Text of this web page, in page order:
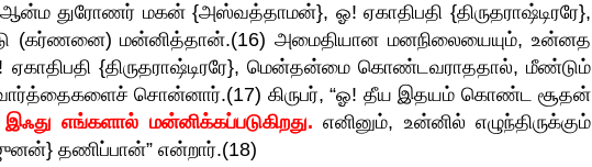
துரோணர் மகன் {அஸ்வத்தாமன்}, ஓ! ஏகாதிபதி {திருதராஷ்டிரரே},
மன்னித்தான்.(16) அமைதியான மனநிலையையும், உன்னத
{திருதராஷ்டிரரே}, மென்தன்மை கொண்டவராததால், மீண்டும்
சொன்னார்.(17) கிருபர், “ஓ! தீய இதயம் கொண்ட சூதன்
எங்களால் மன்னிக்கப்படுகிறது. எனினும், உன்னில் எழுந்திருக்கும்
தணிப்பான்” என்றார்.(18)